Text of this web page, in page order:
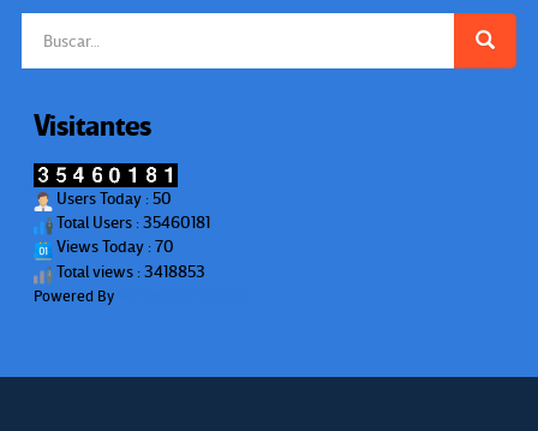
Visitantes
Users Today : 50
Total Users : 35460181
Views Today : 70
Total views : 3418853
Powered By